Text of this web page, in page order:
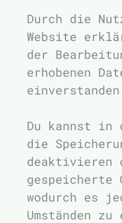
Durch die
Website
der
erhobenen
Du kannst in
die
deaktivieren
gespeicherte
wodurch es
Umständen